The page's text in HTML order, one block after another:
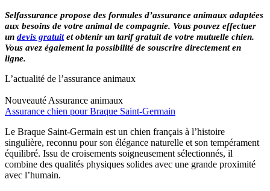
Selfassurance propose des formules d’assurance animaux adaptées
aux besoins de votre animal de compagnie. Vous pouvez effectuer
un devis gratuitet obtenir un tarif gratuit de votre mutuelle chien.
Vous avez également la possibilité de souscrire directement en
ligne.
L’actualité de l’assurance animaux
Nouveauté Assurance animaux
Assurance chien pour Braque Saint-Germain
Le Braque Saint-Germain est un chien français à l’histoire
singulière, reconnu pour son élégance naturelle et son tempérament
équilibré. Issu de croisements soigneusement sélectionnés, il
combine des qualités physiques solides avec une grande proximité
avec l’humain.